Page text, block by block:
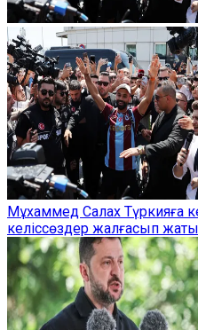
Мұхаммед Салах Түркияға
келіссөздер жалғасып